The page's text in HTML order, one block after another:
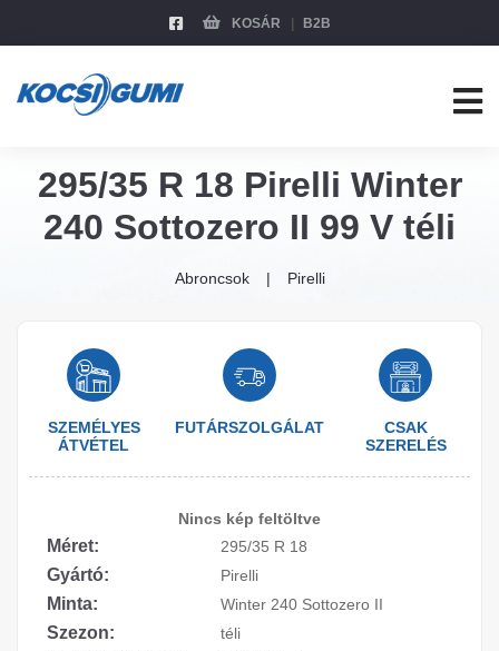
KOSÁR B2B
295/35 R 18 Pirelli Winter
240 Sottozero II 99 V téli
Abroncsok Pirelli
SZEMÉLYES
ÁTVÉTEL
FUTÁRSZOLGÁLAT
CSAK
SZERELÉS
Nincs kép feltöltve
Méret: 295/35 R 18
Gyártó: Pirelli
Minta: Winter 240 Sottozero II
Szezon: téli